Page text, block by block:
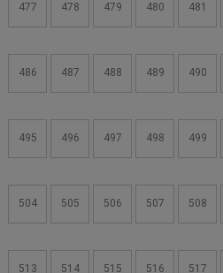
477 478 479 480 481
486 487 488 489 490
495 496 497 498 499
504 505 506 507 508
513 514 515 516 517